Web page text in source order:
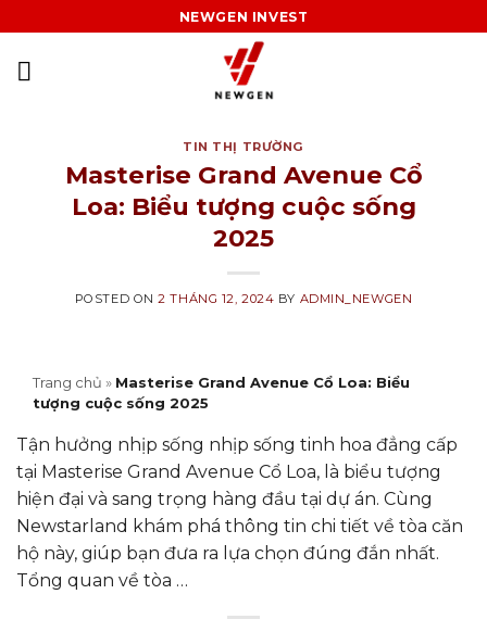
to
content
NEWGEN INVEST
TIN THỊ TRƯỜNG
Masterise Grand Avenue Cổ
Loa: Biểu tượng cuộc sống
2025
POSTED ON2 THÁNG 12, 2024 BY ADMIN_NEWGEN
Trang chủ » Masterise Grand Avenue Cổ Loa: Biểu
tượng cuộc sống 2025
Tận hưởng nhịp sống nhịp sống tinh hoa đẳng cấp
tại Masterise Grand Avenue​ Cổ Loa, là biểu tượng
hiện đại và sang trọng hàng đầu tại dự án. Cùng
Newstarland khám phá thông tin chi tiết về tòa căn
hộ này, giúp bạn đưa ra lựa chọn đúng đắn nhất.
Tổng quan về tòa …